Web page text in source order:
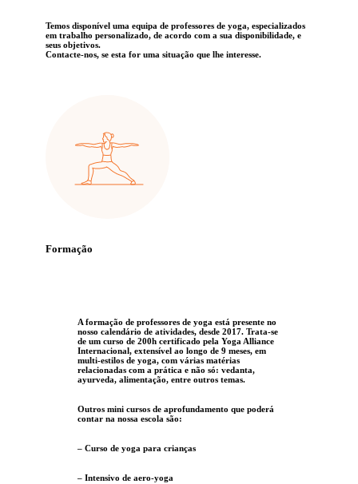
Temos disponível uma equipa de professores de yoga, especializados
em trabalho personalizado, de acordo com a sua disponibilidade, e
seus objetivos.
Contacte-nos, se esta for uma situação que lhe interesse.
Formação
A formação de professores de yoga está presente no
nosso calendário de atividades, desde 2017. Trata-se
de um curso de 200h certificado pela Yoga Alliance
Internacional, extensível ao longo de 9 meses, em
multi-estilos de yoga, com várias matérias
relacionadas com a prática e não só: vedanta,
ayurveda, alimentação, entre outros temas.
Outros mini cursos de aprofundamento que poderá
contar na nossa escola são:
– Curso de yoga para crianças
– Intensivo de aero-yoga